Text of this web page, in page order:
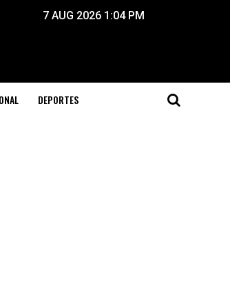
7 AUG 2026 1:04 PM
DEPORTES